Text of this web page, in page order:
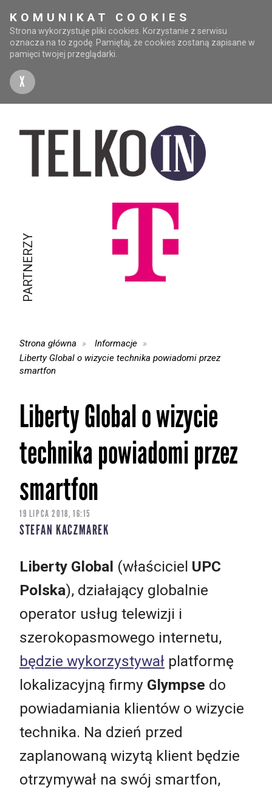
KOMUNIKAT COOKIES
Strona wykorzystuje pliki cookies. Korzystanie z serwisu
oznacza na to zgodę. Pamiętaj, że cookies zostaną zapisane w
pamięci twojej przeglądarki.
X
PARTNERZY
Strona główna
Informacje
Liberty Global o wizycie technika powiadomi przez
smartfon
Liberty Global o wizycie
technika powiadomi przez
smartfon
19 LIPCA 2018, 16:15
STEFAN KACZMAREK
Liberty Global (właściciel UPC
Polska), działający globalnie
operator usług telewizji i
szerokopasmowego internetu,
będzie wykorzystywał platformę
lokalizacyjną firmy Glympse do
powiadamiania klientów o wizycie
technika. Na dzień przed
zaplanowaną wizytą klient będzie
otrzymywał na swój smartfon,